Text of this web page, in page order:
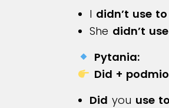
I didn’t use
She didn’t
Pytania:
Did +
Did you use